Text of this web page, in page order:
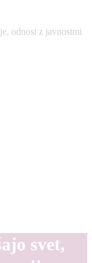
odnosi z javnostmi
svet,